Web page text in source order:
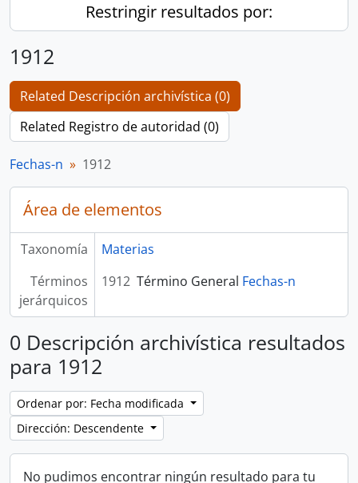
Restringir resultados por:
1912
Related Descripción archivística (0)
Related Registro de autoridad (0)
Fechas-n 1912
Área de elementos
Taxonomía
Materias
Términos
jerárquicos
1912 Término General Fechas-n
0 Descripción archivística resultados
para 1912
Ordenar por: Fecha modificada
Dirección: Descendente
No pudimos encontrar ningún resultado para tu